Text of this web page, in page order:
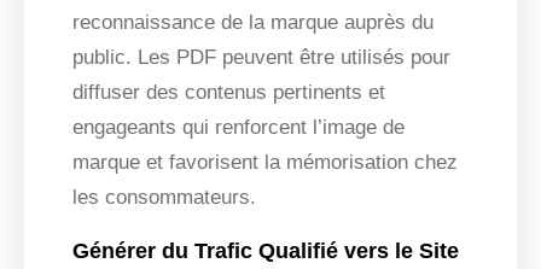
reconnaissance de la marque auprès du
public. Les PDF peuvent être utilisés pour
diffuser des contenus pertinents et
engageants qui renforcent l’image de
marque et favorisent la mémorisation chez
les consommateurs.
Générer du Trafic Qualifié vers le Site